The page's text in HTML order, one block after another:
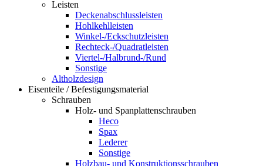
Leisten
Deckenabschlussleisten
Hohlkehlleisten
Winkel-/Eckschutzleisten
Rechteck-/Quadratleisten
Viertel-/Halbrund-/Rund
Sonstige
Altholzdesign
Eisenteile / Befestigungsmaterial
Schrauben
Holz- und Spanplattenschrauben
Heco
Spax
Lederer
Sonstige
Holzbau- und Konstruktionsschrauben